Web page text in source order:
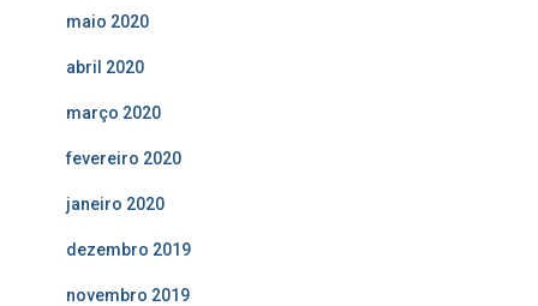
maio 2020
abril 2020
março 2020
fevereiro 2020
janeiro 2020
dezembro 2019
novembro 2019